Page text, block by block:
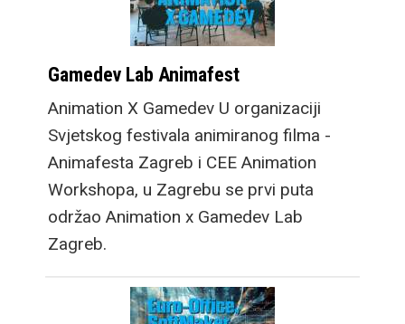
Gamedev Lab Animafest
Animation X Gamedev U organizaciji
Svjetskog festivala animiranog filma -
Animafesta Zagreb i CEE Animation
Workshopa, u Zagrebu se prvi puta
održao Animation x Gamedev Lab
Zagreb.